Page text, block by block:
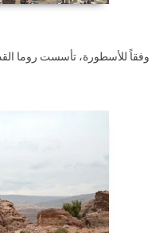
وفقاً للأسطورة، تأسست روما